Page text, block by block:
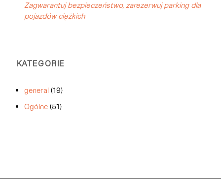
Zagwarantuj bezpieczeństwo, zarezerwuj parking dla
pojazdów ciężkich
KATEGORIE
general (19)
Ogólne(51)